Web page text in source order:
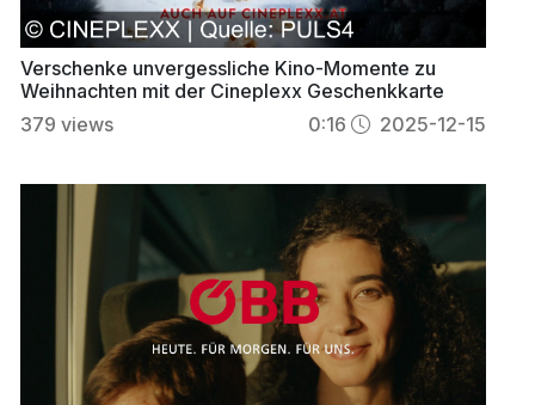
Verschenke unvergessliche Kino-Momente zu
Weihnachten mit der Cineplexx Geschenkkarte
379 views 0:16 2025-12-15